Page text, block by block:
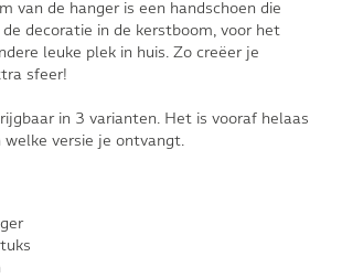
van de hanger is een handschoen die
decoratie in de kerstboom, voor het
leuke plek in huis. Zo creëer je
sfeer!
in 3 varianten. Het is vooraf helaas
versie je ontvangt.